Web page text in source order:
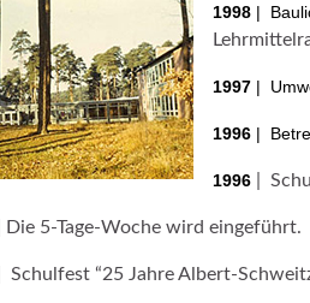
1998 |
1997 |
1996 |
1996 |
| Die 5-Tage-Woche wird eingeführt.
| Schulfest “25 Jahre Albert-